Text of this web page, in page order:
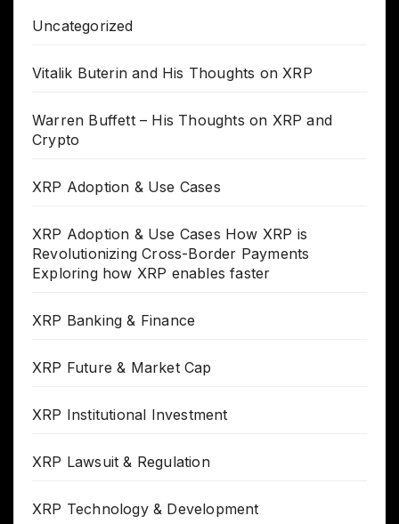
Uncategorized
Vitalik Buterin and His Thoughts on XRP
Warren Buffett – His Thoughts on XRP and
Crypto
XRP Adoption & Use Cases
XRP Adoption & Use Cases How XRP is
Revolutionizing Cross-Border Payments
Exploring how XRP enables faster
XRP Banking & Finance
XRP Future & Market Cap
XRP Institutional Investment
XRP Lawsuit & Regulation
XRP Technology & Development